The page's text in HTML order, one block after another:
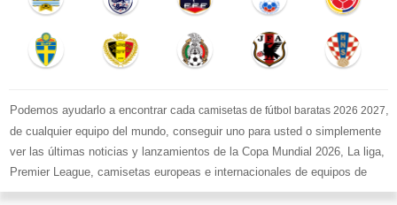
Podemos ayudarlo a encontrar cada camisetas de fútbol baratas 2026 2027,
de cualquier equipo del mundo, conseguir uno para usted o simplemente
ver las últimas noticias y lanzamientos de la Copa Mundial 2026, La liga,
Premier League, camisetas europeas e internacionales de equipos de
fútbol y kits.